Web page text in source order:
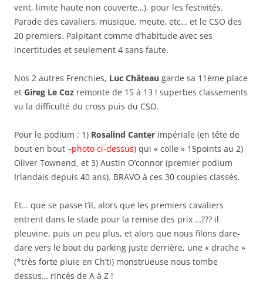
vent, limite haute non couverte…), pour les festivités.
Parade des cavaliers, musique, meute, etc… et le CSO des
20 premiers. Palpitant comme d’habitude avec ses
incertitudes et seulement 4 sans faute.
Nos 2 autres Frenchies, Luc Château garde sa 11ème place
et Gireg Le Coz remonte de 15 à 13 ! superbes classements
vu la difficulté du cross puis du CSO.
Pour le podium : 1) Rosalind Canter impériale (en tête de
bout en bout –photo ci-dessus) qui « colle » 15points au 2)
Oliver Townend, et 3) Austin O’connor (premier podium
Irlandais depuis 40 ans). BRAVO à ces 30 couples classés.
Et… que se passe t’il, alors que les premiers cavaliers
entrent dans le stade pour la remise des prix …??? il
pleuvine, puis un peu plus, et alors que nous filons dare-
dare vers le bout du parking juste derrière, une « drache »
(*très forte pluie en Ch’ti) monstrueuse nous tombe
dessus… rincés de A à Z !